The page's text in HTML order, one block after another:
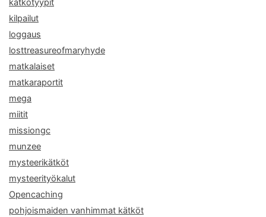
kätkötyypit
kilpailut
loggaus
losttreasureofmaryhyde
matkalaiset
matkaraportit
mega
miitit
missiongc
munzee
mysteerikätköt
mysteerityökalut
Opencaching
pohjoismaiden vanhimmat kätköt